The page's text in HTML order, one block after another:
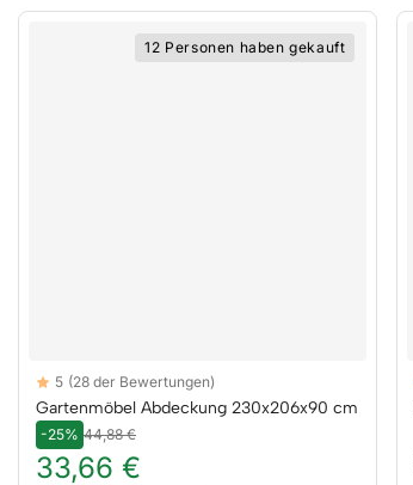
12 Personen haben gekauft
Reviews
5 out of 5 stars
5 (28 der Bewertungen)
Gartenmöbel Abdeckung 230x206x90 cm
-25% 44,88 €
33,66 €